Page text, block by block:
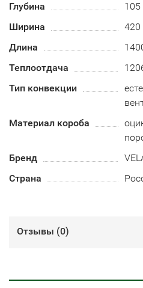
Глубина
Ширина
Длина
Теплоотдача
Тип конвекции
Материал короба
Бренд
Страна
Отзывы (0)